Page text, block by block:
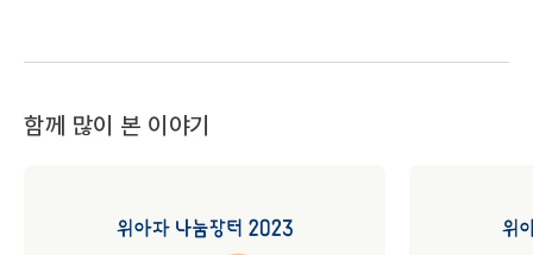
함께 많이 본 이야기